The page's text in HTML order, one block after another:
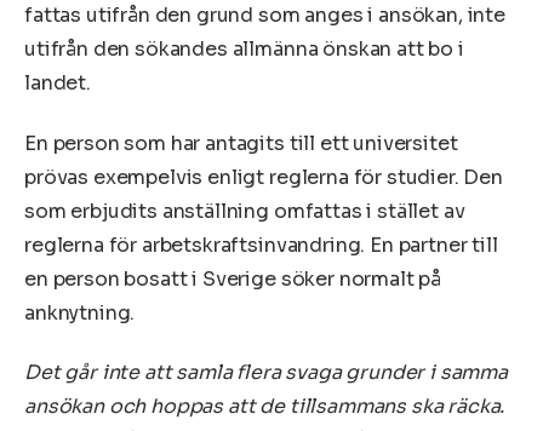
fattas utifrån den grund som anges i ansökan, inte
utifrån den sökandes allmänna önskan att bo i
landet.
En person som har antagits till ett universitet
prövas exempelvis enligt reglerna för studier. Den
som erbjudits anställning omfattas i stället av
reglerna för arbetskraftsinvandring. En partner till
en person bosatt i Sverige söker normalt på
anknytning.
Det går inte att samla flera svaga grunder i samma
ansökan och hoppas att de tillsammans ska räcka.